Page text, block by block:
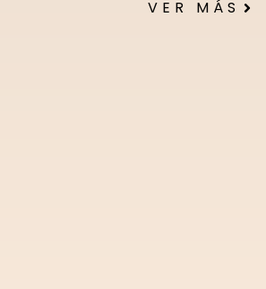
VER MÁS